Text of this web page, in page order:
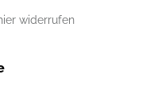
widerrufen